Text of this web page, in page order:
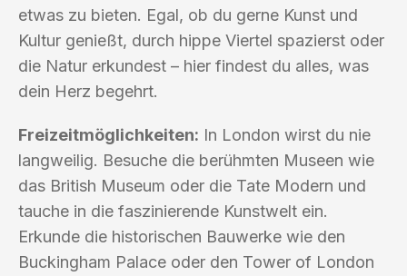
etwas zu bieten. Egal, ob du gerne Kunst und
Kultur genießt, durch hippe Viertel spazierst oder
die Natur erkundest – hier findest du alles, was
dein Herz begehrt.
Freizeitmöglichkeiten: In London wirst du nie
langweilig. Besuche die berühmten Museen wie
das British Museum oder die Tate Modern und
tauche in die faszinierende Kunstwelt ein.
Erkunde die historischen Bauwerke wie den
Buckingham Palace oder den Tower of London